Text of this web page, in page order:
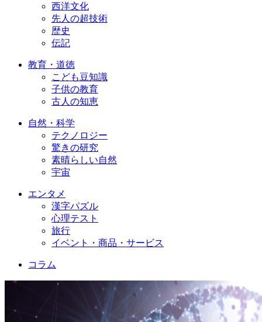
西洋文化
先人の超技術
歴史
伝記
教育・道徳
こども豆知識
子供の教育
古人の知恵
自然・科学
テクノロジー
驚きの研究
素晴らしい自然
宇宙
エンタメ
漢字パズル
心理テスト
旅行
イベント・商品・サービス
コラム